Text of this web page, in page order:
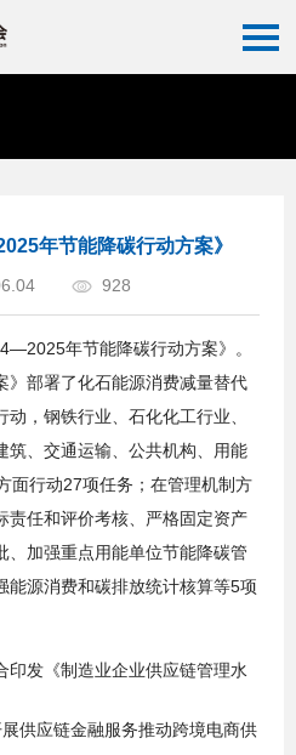
首页>>相关政策 >> 政策法规
年节能降碳行动方案》
928
年节能降碳行动方案》。
》部署了化石能源消费减量替代
，钢铁行业、石化化工行业、
筑、交通运输、公共机构、用能
面行动27项任务；在管理机制方
责任和评价考核、严格固定资产
、加强重点用能单位节能降碳管
能源消费和碳排放统计核算等5项
印发《制造业企业供应链管理水
供应链金融服务推动跨境电商供